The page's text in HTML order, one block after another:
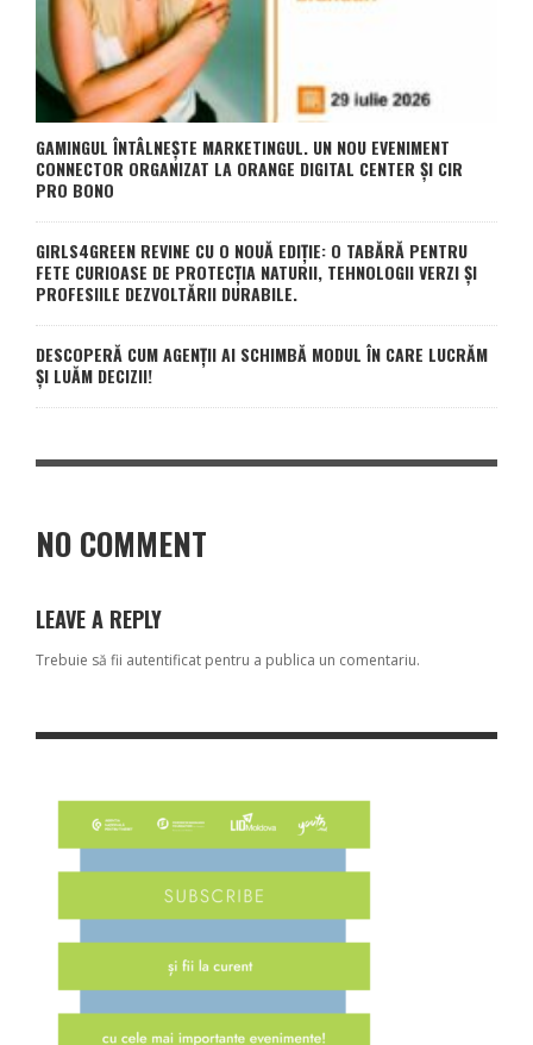
GAMINGUL ÎNTÂLNEȘTE MARKETINGUL. UN NOU EVENIMENT
CONNECTOR ORGANIZAT LA ORANGE DIGITAL CENTER ȘI CIR
PRO BONO
GIRLS4GREEN REVINE CU O NOUĂ EDIȚIE: O TABĂRĂ PENTRU
FETE CURIOASE DE PROTECȚIA NATURII, TEHNOLOGII VERZI ȘI
PROFESIILE DEZVOLTĂRII DURABILE.
DESCOPERĂ CUM AGENȚII AI SCHIMBĂ MODUL ÎN CARE LUCRĂM
ȘI LUĂM DECIZII!
NO COMMENT
LEAVE A REPLY
Trebuie să fii autentificat pentru a publica un comentariu.